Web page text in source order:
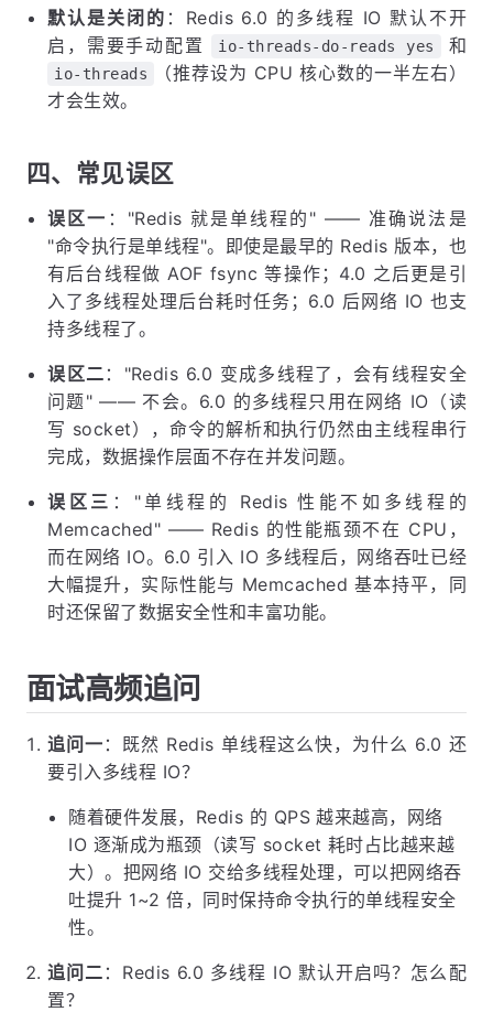
默认是关闭的 ：Redis 6.0 的多线程 IO 默认不开
启，需要手动配置
io-threads-do-reads yes 和
io-threads
（推荐设为 CPU 核心数的一半左右）
才会生效。
四、常见误区
误区一 ："Redis 就是单线程的" —— 准确说法是
"命令执行是单线程"。即使是最早的 Redis 版本，也
有后台线程做 AOF fsync 等操作；4.0 之后更是引
入了多线程处理后台耗时任务；6.0 后网络 IO 也支
持多线程了。
误区二 ："Redis 6.0 变成多线程了，会有线程安全
问题" —— 不会。6.0 的多线程只用在网络 IO（读
写 socket），命令的解析和执行仍然由主线程串行
完成，数据操作层面不存在并发问题。
误区三 ："单线程的 Redis 性能不如多线程的
Memcached" —— Redis 的性能瓶颈不在 CPU，
而在网络 IO。6.0 引入 IO 多线程后，网络吞吐已经
大幅提升，实际性能与 Memcached 基本持平，同
时还保留了数据安全性和丰富功能。
面试高频追问
追问一 ：既然 Redis 单线程这么快，为什么 6.0 还
要引入多线程 IO？
随着硬件发展，Redis 的 QPS 越来越高，网络
IO 逐渐成为瓶颈（读写 socket 耗时占比越来越
大）。把网络 IO 交给多线程处理，可以把网络吞
吐提升 1~2 倍，同时保持命令执行的单线程安全
性。
追问二 ：Redis 6.0 多线程 IO 默认开启吗？怎么配
置？